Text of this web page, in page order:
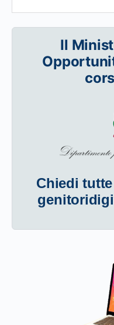
Il
Chiedi